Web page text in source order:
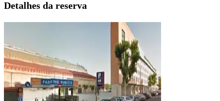
Detalhes da reserva